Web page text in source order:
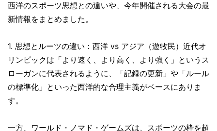
西洋のスポーツ思想との違いや、今年開催される大会の最
新情報をまとめました。
1. 思想とルーツの違い：西洋 vs アジア（遊牧民）近代オ
リンピックは「より速く、より高く、より強く」というス
ローガンに代表されるように、「記録の更新」や「ルール
の標準化」といった西洋的な合理主義がベースにありま
す。
一方、ワールド・ノマド・ゲームズは、スポーツの枠を超